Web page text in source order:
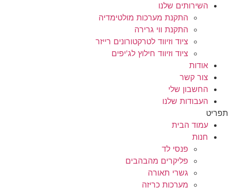
השירותים שלנו
התקנת מערכות מולטימדיה
התקנת ווי גרירה
ציוד וזיווד לטרקטורונים רייזר
ציוד וזיווד חילוץ לג'יפים
אודות
צור קשר
החשבון שלי
העבודות שלנו
תפריט
עמוד הבית
חנות
פנסי לד
פליקרים מהבהבים
גשרי תאורה
מערכות כריזה